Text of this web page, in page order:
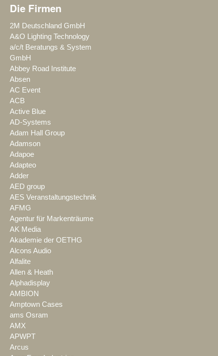
Die Firmen
2M Deutschland GmbH
A&O Lighting Technology
a/c/t Beratungs & System
GmbH
Abbey Road Institute
Absen
AC Event
ACB
Active Blue
AD-Systems
Adam Hall Group
Adamson
Adapoe
Adapteo
Adder
AED group
AES Veranstaltungstechnik
AFMG
Agentur für Markenträume
AK Media
Akademie der OETHG
Alcons Audio
Alfalite
Allen & Heath
Alphadisplay
AMBION
Amptown Cases
ams Osram
AMX
APWPT
Arcus